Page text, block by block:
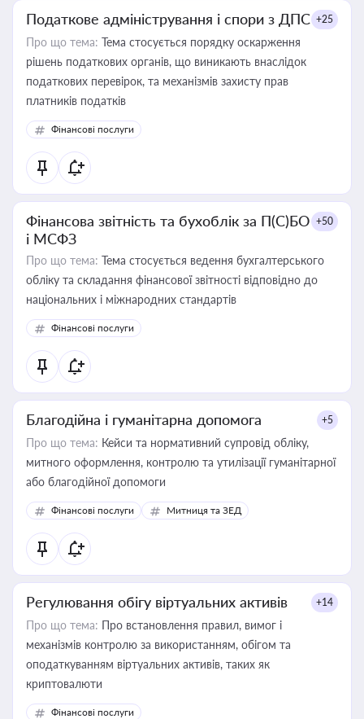
Податкове адміністрування і спори з ДПС +25
Про що тема: Тема стосується порядку оскарження
рішень податкових органів, що виникають внаслідок
податкових перевірок, та механізмів захисту прав
платників податків
Фінансові послуги
Фінансова звітність та бухоблік за П(С)БО
і МСФЗ
+50
Про що тема: Тема стосується ведення бухгалтерського
обліку та складання фінансової звітності відповідно до
національних і міжнародних стандартів
Фінансові послуги
Благодійна і гуманітарна допомога +5
Про що тема: Кейси та нормативний супровід обліку,
митного оформлення, контролю та утилізації гуманітарної
або благодійної допомоги
Фінансові послуги Митниця та ЗЕД
Регулювання обігу віртуальних активів +14
Про що тема: Про встановлення правил, вимог і
механізмів контролю за використанням, обігом та
оподаткуванням віртуальних активів, таких як
криптовалюти
Фінансові послуги